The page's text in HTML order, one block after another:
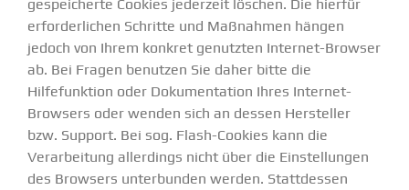
gespeicherte Cookies jederzeit löschen. Die hierfür
erforderlichen Schritte und Maßnahmen hängen
jedoch von Ihrem konkret genutzten Internet-Browser
ab. Bei Fragen benutzen Sie daher bitte die
Hilfefunktion oder Dokumentation Ihres Internet-
Browsers oder wenden sich an dessen Hersteller
bzw. Support. Bei sog. Flash-Cookies kann die
Verarbeitung allerdings nicht über die Einstellungen
des Browsers unterbunden werden. Stattdessen